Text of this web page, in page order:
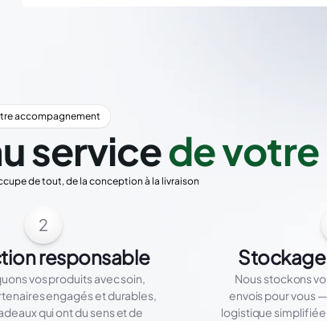
accompagnement
servicede
de tout, de la conception à la livraison
2
responsable
vos produits avec soin,
engagés et durables,
qui ont du sens et de
Nous stockons
envois pour vous
logistique